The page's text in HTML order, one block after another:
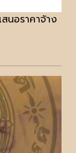
นอราคาจ้าง